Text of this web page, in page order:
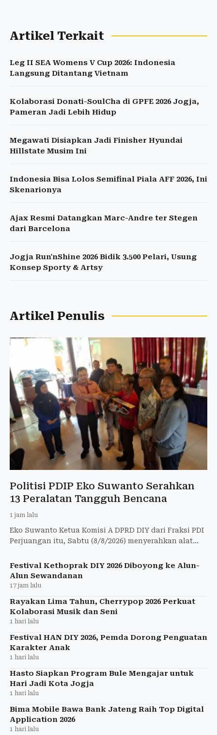
Artikel Terkait
Leg II SEA Womens V Cup 2026: Indonesia
Langsung Ditantang Vietnam
Kolaborasi Donati-SoulCha di GPFE 2026 Jogja,
Pameran Jadi Lebih Hidup
Megawati Disiapkan Jadi Finisher Hyundai
Hillstate Musim Ini
Indonesia Bisa Lolos Semifinal Piala AFF 2026, Ini
Skenarionya
Ajax Resmi Datangkan Marc-Andre ter Stegen
dari Barcelona
Jogja Run'nShine 2026 Bidik 3.500 Pelari, Usung
Konsep Sporty & Artsy
Artikel Penulis
Politisi PDIP Eko Suwanto Serahkan
13 Peralatan Tangguh Bencana
1 jam lalu
Eko Suwanto Ketua Komisi A DPRD DIY dari Fraksi PDI
Perjuangan itu, Sabtu (8/8/2026) menyerahkan alat
Jogja.
Festival Kethoprak DIY 2026 Diboyong ke Alun-
Alun Sewandanan
17 jam lalu
Rayakan Lima Tahun, Cherrypop 2026 Perkuat
Kolaborasi Musik dan Seni
1 hari lalu
Festival HAN DIY 2026, Pemda Dorong Penguatan
Karakter Anak
1 hari lalu
Hasto Siapkan Program Bule Mengajar untuk
Hari Jadi Kota Jogja
1 hari lalu
Bima Mobile Bawa Bank Jateng Raih Top Digital
Application 2026
1 hari lalu